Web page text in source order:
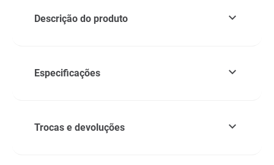
Descrição do produto
Especificações
Trocas e devoluções